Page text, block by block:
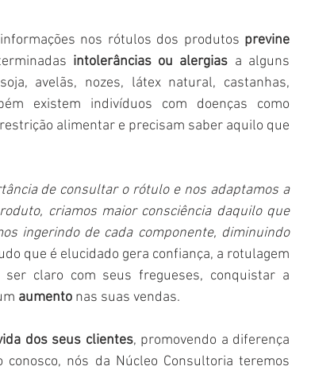
nos rótulos dos produtos previne
intolerâncias ou alergias a alguns
avelãs, nozes, látex natural, castanhas,
existem indivíduos com doenças como
alimentar e precisam saber aquilo que
de consultar o rótulo e nos adaptamos a
criamos maior consciência daquilo que
ingerindo de cada componente, diminuindo
que é elucidado gera confiança, a rotulagem
aumento nas suas vendas.
dos seus clientes, promovendo a diferença